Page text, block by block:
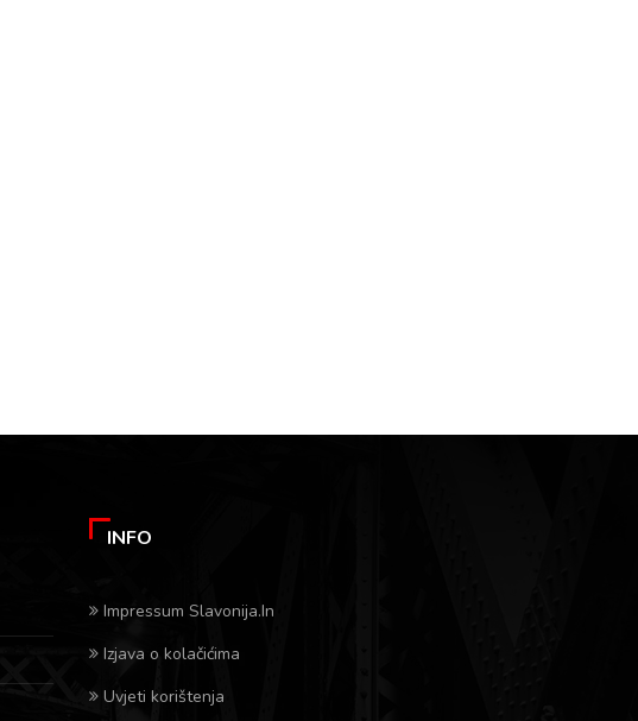
INFO
Impressum Slavonija.In
Izjava o kolačićima
Uvjeti korištenja